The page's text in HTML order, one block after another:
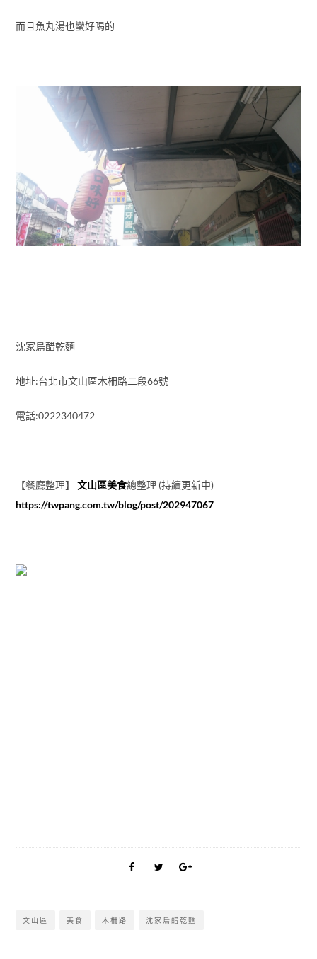
而且魚丸湯也蠻好喝的
沈家烏醋乾麵
地址:台北市文山區木柵路二段66號
電話:0222340472
【餐廳整理】 文山區美食總整理 (持續更新中)
https://twpang.com.tw/blog/post/202947067
文山區 美食 木柵路 沈家烏醋乾麵